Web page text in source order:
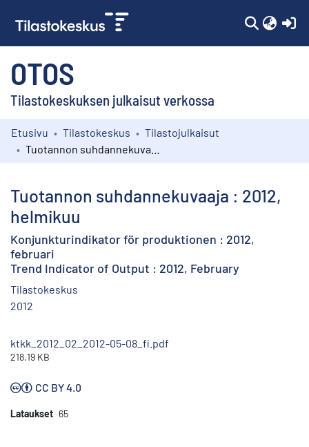
OTOS
Tilastokeskuksen julkaisut verkossa
Kokoelmat
Etusivu Tilastokeskus
Tilastojulkaisut
Tuotannon suhdannekuvaaja : 2012,
helmikuu
Konjunkturindikator för produktionen : 2012,
februari
Trend Indicator of Output : 2012, February
Tilastokeskus
2012
ktkk_2012_02_2012-05-08_fi.pdf
218.19 KB
CC BY 4.0
Lataukset 65